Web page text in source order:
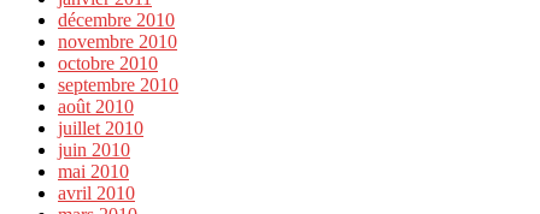
décembre 2010
novembre 2010
octobre 2010
septembre 2010
août 2010
juillet 2010
juin 2010
mai 2010
avril 2010